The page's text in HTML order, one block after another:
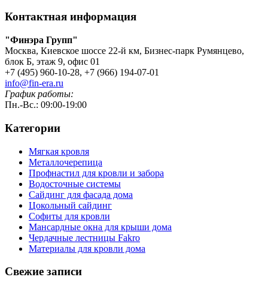
Контактная информация
"Финэра Групп"
Москва, Киевское шоссе 22-й км, Бизнес-парк Румянцево,
блок Б, этаж 9, офис 01
+7 (495) 960-10-28, +7 (966) 194-07-01
info@fin-era.ru
График работы:
Пн.-Вс.: 09:00-19:00
Категории
Мягкая кровля
Металлочерепица
Профнастил для кровли и забора
Водосточные системы
Сайдинг для фасада дома
Цокольный сайдинг
Софиты для кровли
Мансардные окна для крыши дома
Чердачные лестницы Fakro
Материалы для кровли дома
Свежие записи